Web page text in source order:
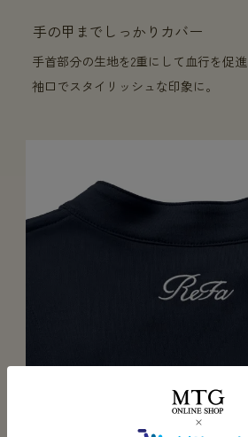
手の甲までしっかりカバー
手首部分の生地を2重にして血行を促
袖口でスタイリッシュな印象に。